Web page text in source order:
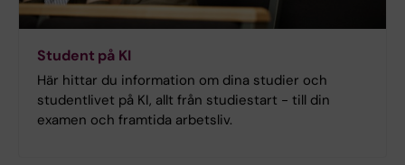
Student på KI
Här hittar du information om dina studier och
studentlivet på KI, allt från studiestart - till din
examen och framtida arbetsliv.